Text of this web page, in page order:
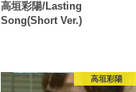
高垣彩陽/Lasting
Song(Short Ver.)
高垣彩陽